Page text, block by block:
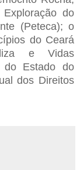
do
(Peteca); o
do Ceará
e Vidas
do Estado do
dos Direitos